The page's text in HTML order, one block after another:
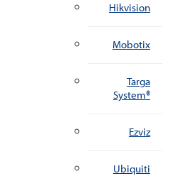
Hikvision
Mobotix
Targa
System®
Ezviz
Ubiquiti